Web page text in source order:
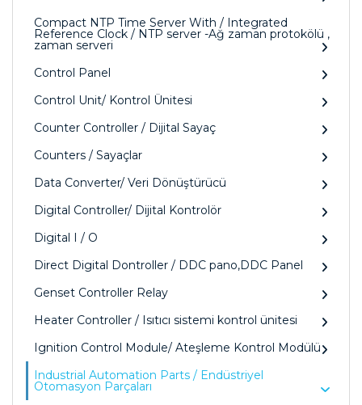
Compact NTP Time Server With / Integrated
Reference Clock / NTP server -Ağ zaman protokölü ,
zaman serveri
Control Panel
Control Unit/ Kontrol Ünitesi
Counter Controller / Dijital Sayaç
Counters / Sayaçlar
Data Converter/ Veri Dönüştürücü
Digital Controller/ Dijital Kontrolör
Digital I / O
Direct Digital Dontroller / DDC pano,DDC Panel
Genset Controller Relay
Heater Controller / Isıtıcı sistemi kontrol ünitesi
Ignition Control Module/ Ateşleme Kontrol Modülü
Industrial Automation Parts / Endüstriyel
Otomasyon Parçaları